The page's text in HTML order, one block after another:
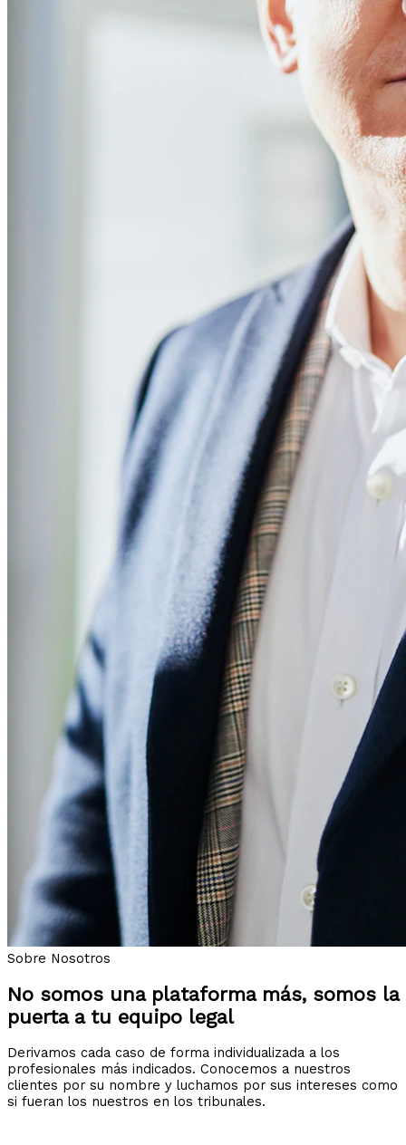
Sobre Nosotros
No somos una plataforma más, somos la
puerta a tu equipo legal
Derivamos cada caso de forma individualizada a los
profesionales más indicados. Conocemos a nuestros
clientes por su nombre y luchamos por sus intereses como
si fueran los nuestros en los tribunales.